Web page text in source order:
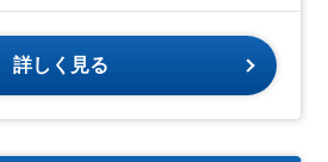
詳しく見る